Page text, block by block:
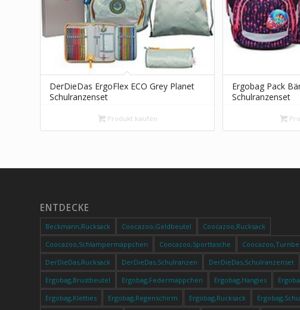
DerDieDas ErgoFlex ECO Grey Planet
Schulranzenset
Produkt kaufen
Ergobag Pack
Schulranzenset
ENTDECKE
Beckmann,Rucksack Coocazoo,Geldbeutel
Coocazoo,Rucksack
Coocazoo,Schlampermäppchen
Coocazoo,Sporttasche
DerDieDas,Rucksack
DerDieDas,Schulranzen DerDieDas,Schulranzenset
Ergobag,Brustbeutel
Ergobag,Federmäppchen Ergobag,Hangies
Ergobag,Kletties
Ergobag,Regenschirm Ergobag,Rucksack